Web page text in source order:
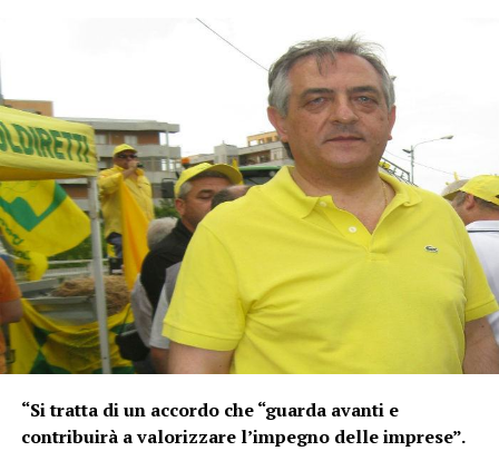
“Si tratta di un accordo che “guarda avanti e
contribuirà a valorizzare l’impegno delle imprese”.